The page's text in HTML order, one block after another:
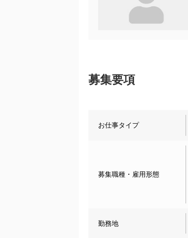
募集要項
お仕事タイプ
募集職種・雇用形態
勤務地